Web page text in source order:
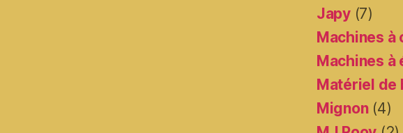
Japy(7)
Machines à
Machines à
Matériel de
Mignon(4)